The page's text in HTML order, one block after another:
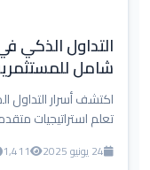
التداول الذكي
شامل
اكتشف أسرار
تعلم استراتيجيات
24 يونيو 2025 1,411